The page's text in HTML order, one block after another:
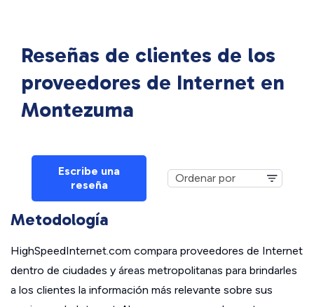
Reseñas de clientes de los
proveedores de Internet en
Montezuma
Escribe una
reseña
Metodología
HighSpeedInternet.com compara proveedores de Internet
dentro de ciudades y áreas metropolitanas para brindarles
a los clientes la información más relevante sobre sus